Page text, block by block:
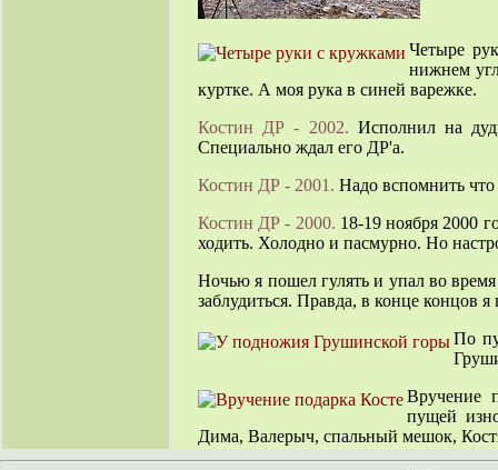
Четыре
нижнем
куртке. А моя рука в синей варежке.
Костин ДР - 2002. Исполнил на
Специально ждал его ДР'а.
Костин ДР - 2001. Надо вспомнить
Костин ДР - 2000. 18-19 ноября 2000
ходить. Холодно и пасмурно. Но
Ночью я пошел гулять и упал во
заблудиться. Правда, в конце концов
По
Вручение
пущей
Дима, Валерыч, спальный мешок,